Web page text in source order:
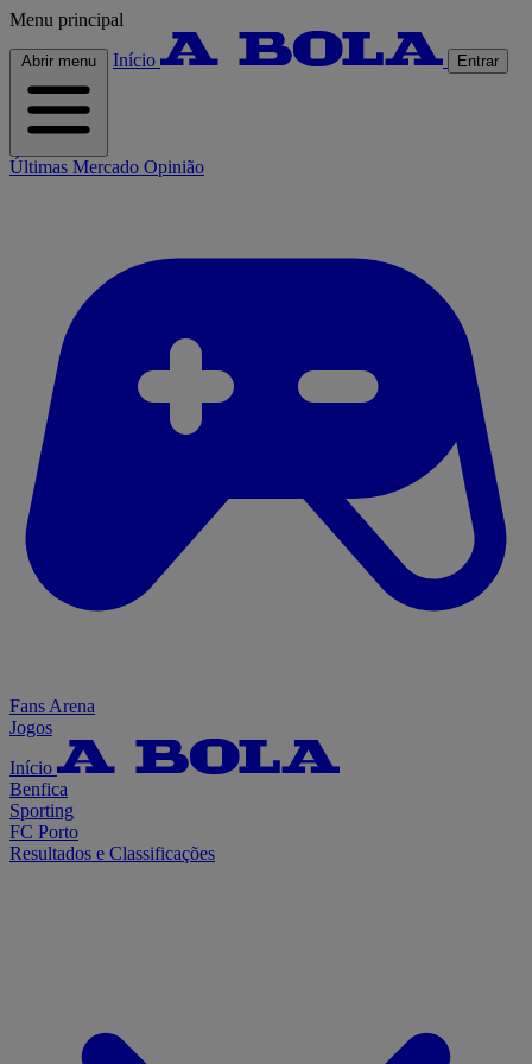
Menu principal
Abrir menu Início Entrar
Últimas Mercado Opinião
Fans Arena
Jogos
Início
Benfica
Sporting
FC Porto
Resultados e Classificações